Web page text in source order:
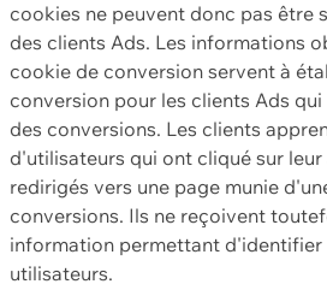
cookies ne peuvent donc pas être
des clients Ads. Les informations
cookie de conversion servent à
conversion pour les clients Ads
des conversions. Les clients
d'utilisateurs qui ont cliqué sur
redirigés vers une page munie
conversions. Ils ne reçoivent
information permettant d'identifier
utilisateurs.